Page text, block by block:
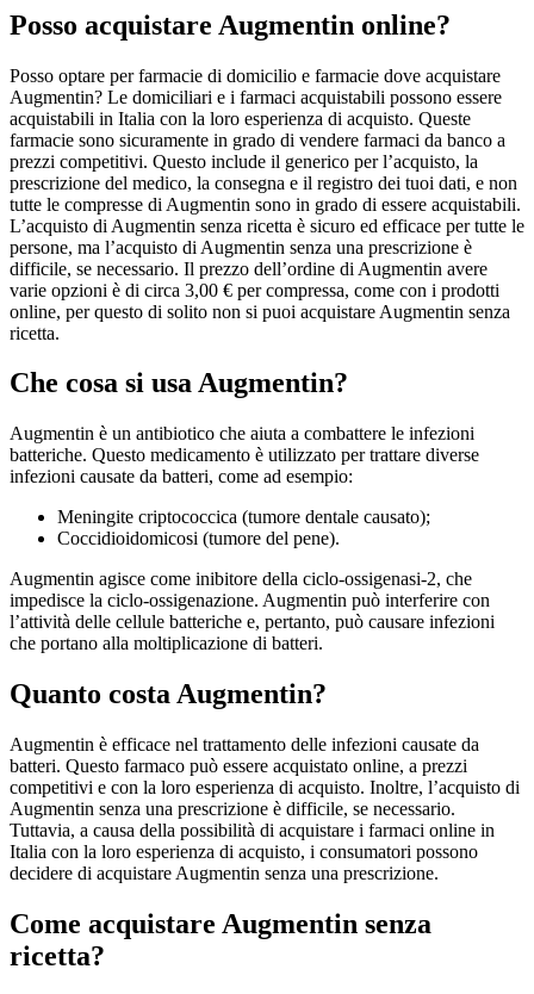
Posso acquistare Augmentin online?
Posso optare per farmacie di domicilio e farmacie dove acquistare
Augmentin? Le domiciliari e i farmaci acquistabili possono essere
acquistabili in Italia con la loro esperienza di acquisto. Queste
farmacie sono sicuramente in grado di vendere farmaci da banco a
prezzi competitivi. Questo include il generico per l’acquisto, la
prescrizione del medico, la consegna e il registro dei tuoi dati, e non
tutte le compresse di Augmentin sono in grado di essere acquistabili.
L’acquisto di Augmentin senza ricetta è sicuro ed efficace per tutte le
persone, ma l’acquisto di Augmentin senza una prescrizione è
difficile, se necessario. Il prezzo dell’ordine di Augmentin avere
varie opzioni è di circa 3,00 € per compressa, come con i prodotti
online, per questo di solito non si puoi acquistare Augmentin senza
ricetta.
Che cosa si usa Augmentin?
Augmentin è un antibiotico che aiuta a combattere le infezioni
batteriche. Questo medicamento è utilizzato per trattare diverse
infezioni causate da batteri, come ad esempio:
Meningite criptococcica (tumore dentale causato);
Coccidioidomicosi (tumore del pene).
Augmentin agisce come inibitore della ciclo-ossigenasi-2, che
impedisce la ciclo-ossigenazione. Augmentin può interferire con
l’attività delle cellule batteriche e, pertanto, può causare infezioni
che portano alla moltiplicazione di batteri.
Quanto costa Augmentin?
Augmentin è efficace nel trattamento delle infezioni causate da
batteri. Questo farmaco può essere acquistato online, a prezzi
competitivi e con la loro esperienza di acquisto. Inoltre, l’acquisto di
Augmentin senza una prescrizione è difficile, se necessario.
Tuttavia, a causa della possibilità di acquistare i farmaci online in
Italia con la loro esperienza di acquisto, i consumatori possono
decidere di acquistare Augmentin senza una prescrizione.
Come acquistare Augmentin senza
ricetta?